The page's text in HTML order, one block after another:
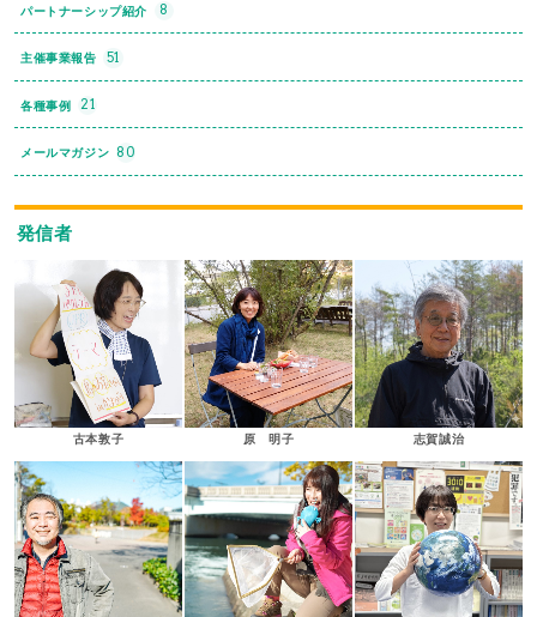
パートナーシップ紹介 8
主催事業報告 51
各種事例 21
メールマガジン 80
発信者
古本敦子 原 明子 志賀誠治